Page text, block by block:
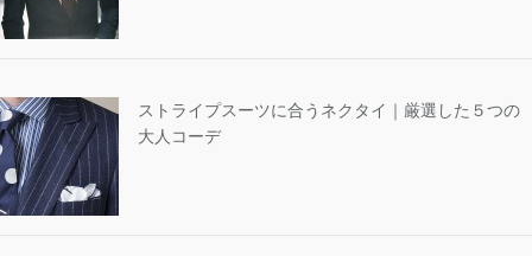
ストライプスーツに合うネクタイ｜厳選した５つの
大人コーデ